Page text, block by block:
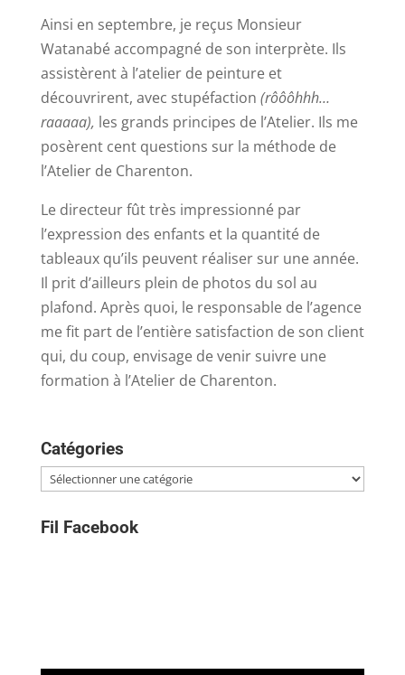
Ainsi en septembre, je reçus Monsieur
Watanabé accompagné de son interprète. Ils
assistèrent à l’atelier de peinture et
découvrirent, avec stupéfaction (rôôôhhh…
raaaaa), les grands principes de l’Atelier. Ils me
posèrent cent questions sur la méthode de
l’Atelier de Charenton.
Le directeur fût très impressionné par
l’expression des enfants et la quantité de
tableaux qu’ils peuvent réaliser sur une année.
Il prit d’ailleurs plein de photos du sol au
plafond. Après quoi, le responsable de l’agence
me fit part de l’entière satisfaction de son client
qui, du coup, envisage de venir suivre une
formation à l’Atelier de Charenton.
Catégories
Catégories
Fil Facebook